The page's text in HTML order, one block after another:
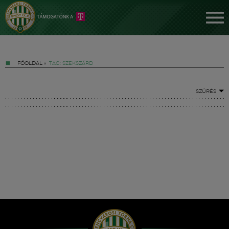
FŐOLDAL » TAG: SZEKSZÁRD
SZŰRÉS
Hírek